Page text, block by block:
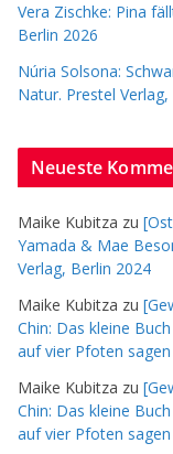
Vera Zischke: Pina
Berlin 2026
Núria Solsona:
Natur. Prestel
Neueste
Maike Kubitza zu
Yamada & Mae
Verlag, Berlin 2024
Maike Kubitza zu
Chin: Das kleine
auf vier Pfoten
Maike Kubitza zu
Chin: Das kleine
auf vier Pfoten